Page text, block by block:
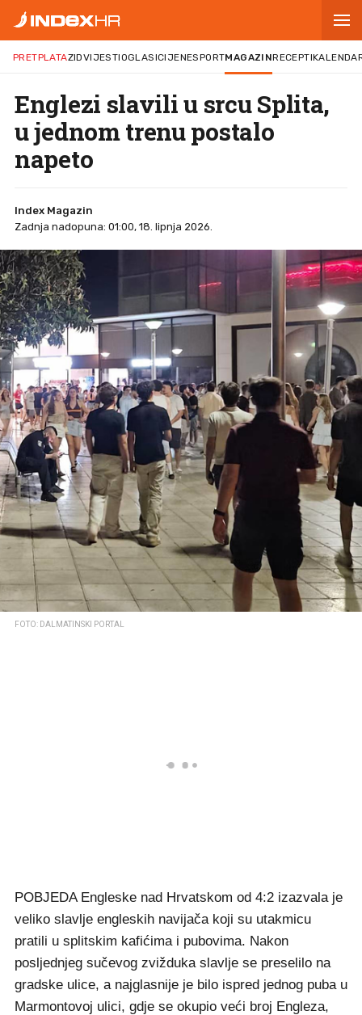
PRETPLATAZIDVIJESTIOGLASICIJENESPORTMAGAZINRECEPTI
Englezi slavili u srcu Splita,
u jednom trenu postalo
napeto
Index Magazin
Zadnja nadopuna: 01:00, 18. lipnja 2026.
FOTO: DALMATINSKI PORTAL
POBJEDA Engleske nad Hrvatskom od 4:2 izazvala je
veliko slavlje engleskih navijača koji su utakmicu
pratili u splitskim kafićima i pubovima. Nakon
posljednjeg sučevog zvižduka slavlje se preselilo na
gradske ulice, a najglasnije je bilo ispred jednog puba u
Marmontovoj ulici, gdje se okupio veći broj Engleza,